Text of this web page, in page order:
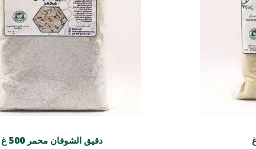
دقيق الشوفان محمر 500 غ